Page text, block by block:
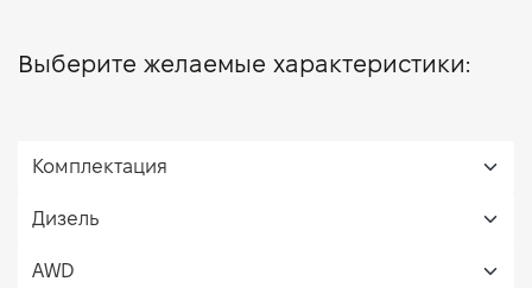
Выберите желаемые характеристики: